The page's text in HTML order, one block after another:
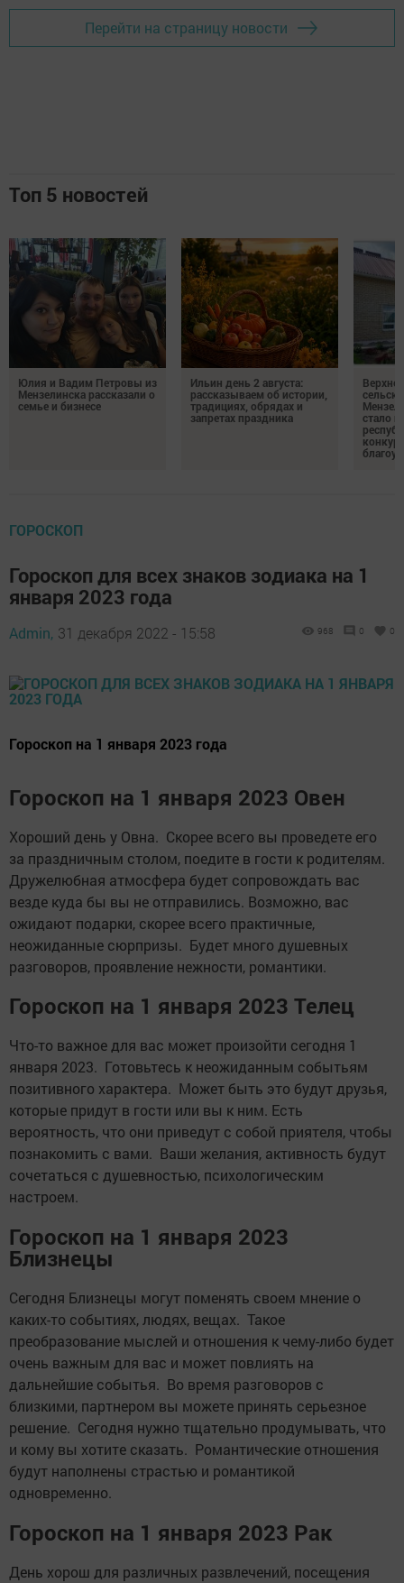
Перейти на страницу новости
Топ 5 новостей
Юлия и Вадим Петровы из
Мензелинска рассказали о
семье и бизнесе
Ильин день 2 августа:
рассказываем об истории,
традициях, обрядах и
запретах праздника
стало
ГОРОСКОП
Гороскоп для всех знаков зодиака на 1
января 2023 года
Admin, 31 декабря 2022 - 15:58 968 0 0
Гороскоп на 1 января 2023 года
Гороскоп на 1 января 2023 Овен
Хороший день у Овна. Скорее всего вы проведете его
за праздничным столом, поедите в гости к родителям.
Дружелюбная атмосфера будет сопровождать вас
везде куда бы вы не отправились. Возможно, вас
ожидают подарки, скорее всего практичные,
неожиданные сюрпризы. Будет много душевных
разговоров, проявление нежности, романтики.
Гороскоп на 1 января 2023 Телец
Что-то важное для вас может произойти сегодня 1
января 2023. Готовьтесь к неожиданным событьям
позитивного характера. Может быть это будут друзья,
которые придут в гости или вы к ним. Есть
вероятность, что они приведут с собой приятеля, чтобы
познакомить с вами. Ваши желания, активность будут
сочетаться с душевностью, психологическим
настроем.
Гороскоп на 1 января 2023
Близнецы
Сегодня Близнецы могут поменять своем мнение о
каких-то событиях, людях, вещах. Такое
преобразование мыслей и отношения к чему-либо будет
очень важным для вас и может повлиять на
дальнейшие событья. Во время разговоров с
близкими, партнером вы можете принять серьезное
решение. Сегодня нужно тщательно продумывать, что
и кому вы хотите сказать. Романтические отношения
будут наполнены страстью и романтикой
одновременно.
Гороскоп на 1 января 2023 Рак
День хорош для различных развлечений, посещения